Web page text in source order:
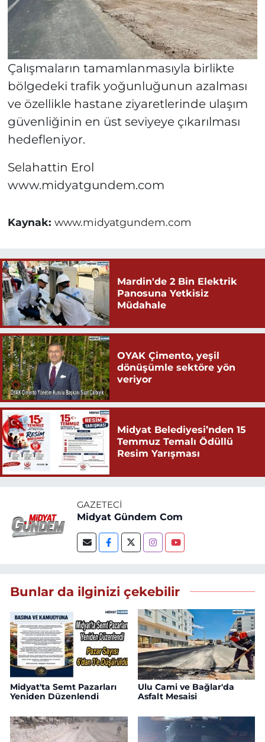
Çalışmaların tamamlanmasıyla birlikte
bölgedeki trafik yoğunluğunun azalması
ve özellikle hastane ziyaretlerinde ulaşım
güvenliğinin en üst seviyeye çıkarılması
hedefleniyor.
Selahattin Erol
www.midyatgundem.com
Kaynak: www.midyatgundem.com
Mardin'de 2 Bin Elektrik
Panosuna Yetkisiz
Müdahale
OYAK Çimento, yeşil
dönüşümle sektöre yön
veriyor
Midyat Belediyesi’nden 15
Temmuz Temalı Ödüllü
Resim Yarışması
GAZETECI
Midyat Gündem Com
Bunlar da ilginizi çekebilir
Midyat'ta Semt Pazarları
Yeniden Düzenlendi
Ulu Cami ve Bağlar'da
Asfalt Mesaisi